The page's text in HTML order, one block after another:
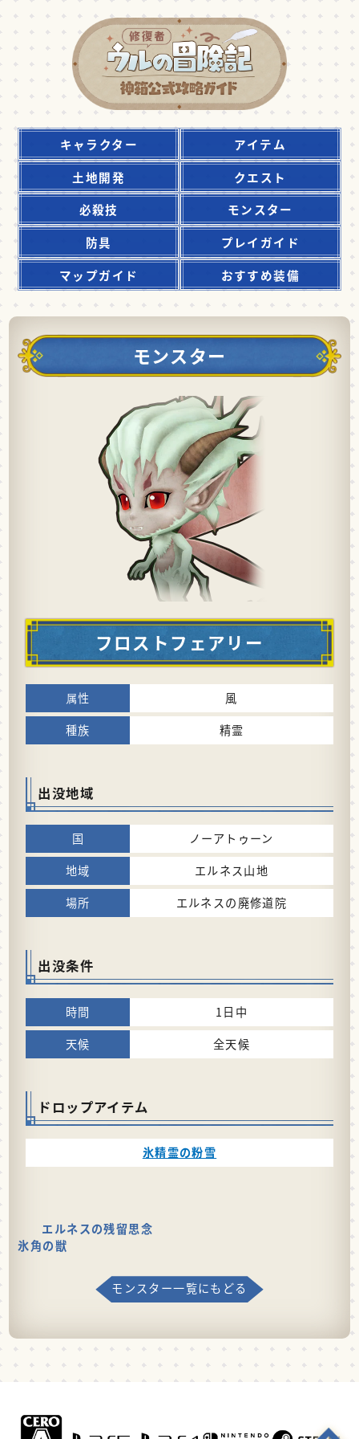
キャラクター
アイテム
土地開発
クエスト
必殺技
モンスター
防具
プレイガイド
マップガイド
おすすめ装備
モンスター
フロストフェアリー
風
精霊
出没地域
ノーアトゥーン
エルネス山地
エルネスの廃修道院
出没条件
1日中
全天候
ドロップアイテム
氷精霊の粉雪
エルネスの残留思念
氷角の獣
モンスター一覧にもどる